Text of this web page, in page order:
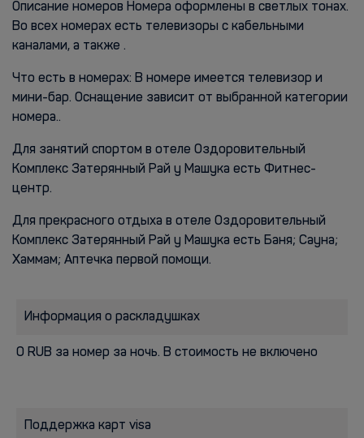
Описание номеров Номера оформлены в светлых тонах.
Во всех номерах есть телевизоры с кабельными
каналами, а также .
Что есть в номерах: В номере имеется телевизор и
мини-бар. Оснащение зависит от выбранной категории
номера..
Для занятий спортом в отеле Оздоровительный
Комплекс Затерянный Рай у Машука есть Фитнес-
центр.
Для прекрасного отдыха в отеле Оздоровительный
Комплекс Затерянный Рай у Машука есть Баня; Сауна;
Хаммам; Аптечка первой помощи.
Информация о раскладушках
0 RUB за номер за ночь. В стоимость не включено
Поддержка карт visa